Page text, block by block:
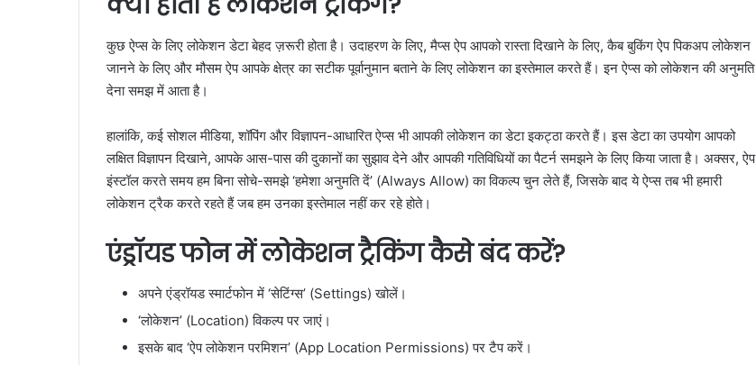
कुछ ऐप्स के लिए लोकेशन डेटा बेहद ज़रूरी होता है। उदाहरण के लिए, मैप्स ऐप आपको रास्ता दिखाने के लिए, कैब बुकिंग ऐप पिकअप लोकेशन
जानने के लिए और मौसम ऐप आपके क्षेत्र का सटीक पूर्वानुमान बताने के लिए लोकेशन का इस्तेमाल करते हैं। इन ऐप्स को लोकेशन की अनुमति
देना समझ में आता है।
हालांकि, कई सोशल मीडिया, शॉपिंग और विज्ञापन-आधारित ऐप्स भी आपकी लोकेशन का डेटा इकट्ठा करते हैं। इस डेटा का उपयोग आपको
लक्षित विज्ञापन दिखाने, आपके आस-पास की दुकानों का सुझाव देने और आपकी गतिविधियों का पैटर्न समझने के लिए किया जाता है। अक्सर, ऐप
इंस्टॉल करते समय हम बिना सोचे-समझे ‘हमेशा अनुमति दें’ (Always Allow) का विकल्प चुन लेते हैं, जिसके बाद ये ऐप्स तब भी हमारी
लोकेशन ट्रैक करते रहते हैं जब हम उनका इस्तेमाल नहीं कर रहे होते।
एंड्रॉयड फोन में लोकेशन ट्रैकिंग कैसे बंद करें?
अपने एंड्रॉयड स्मार्टफोन में ‘सेटिंग्स’ (Settings) खोलें।
‘लोकेशन’ (Location) विकल्प पर जाएं।
इसके बाद ‘ऐप लोकेशन परमिशन’ (App Location Permissions) पर टैप करें।